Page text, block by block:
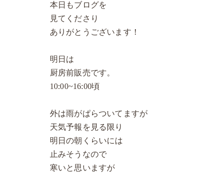
本日もブログを
見てくださり
ありがとうございます！
明日は
厨房前販売です。
10:00~16:00頃
外は雨がぱらついてますが
天気予報を見る限り
明日の朝くらいには
止みそうなので
寒いと思いますが